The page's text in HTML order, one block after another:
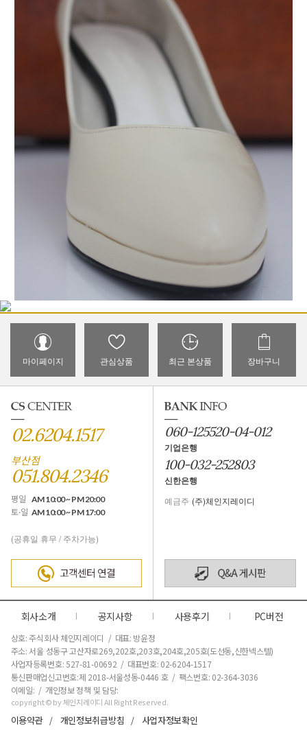
마이페이지 관심상품 최근 본상품 장바구니
02.6204.1517
부산점
051.804.2346
평일 AM 10:00 ~ PM 20:00
토·일 AM 10:00 ~ PM 17:00
(공휴일 휴무 / 주차가능)
060-125520-04-012
기업은행
100-032-252803
신한은행
예금주 (주)체인지레이디
회사소개 공지사항 사용후기 PC버전
상호: 주식회사 체인지레이디 / 대표: 방윤정
주소: 서울 성동구 고산자로269,202호,203호,204호,205호(도선동,신한넥스텔)
사업자등록번호: 527-81-00692 / 대표번호: 02-6204-1517
통신판매업신고번호:제 2018-서울성동-0446 호/ 팩스번호: 02-364-3036
이메일: / 개인정보 정책 및 담당:
copyright © by 체인지레이디 All Right Reserved.
이용약관 / 개인정보취급방침 / 사업자정보확인